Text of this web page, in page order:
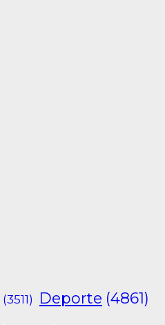
(3511) Deporte (4861)